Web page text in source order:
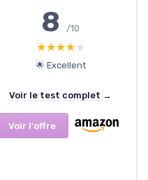
8/10
★★★★★
★★★★★
🌟 Excellent
Voir le test complet →
Voir l'offre